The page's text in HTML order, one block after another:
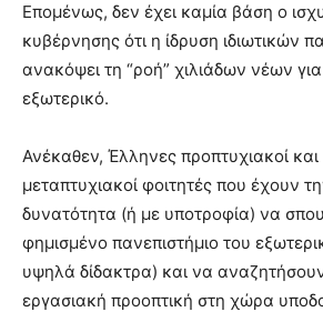
Επομένως, δεν έχει καμία βάση ο
κυβέρνησης ότι η ίδρυση ιδιωτικών
ανακόψει τη “ροή” χιλιάδων νέων
εξωτερικό.
Ανέκαθεν, Έλληνες προπτυχιακοί
μεταπτυχιακοί φοιτητές που έχουν
δυνατότητα (ή με υποτροφία) να
φημισμένο πανεπιστήμιο του
υψηλά δίδακτρα) και να
εργασιακή προοπτική στη χώρα